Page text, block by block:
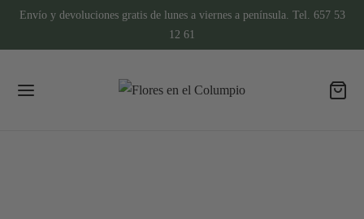
Envío y devoluciones gratis de lunes a viernes a península. Tel. 657 53
12 61